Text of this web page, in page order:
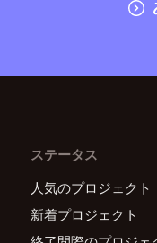
ステータス
人気のプロジェクト
新着プロジェクト